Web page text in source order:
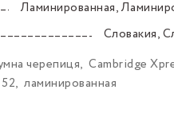
Ламинированная,
Словакия,
черепиця, Cambridge
52, ламинированная